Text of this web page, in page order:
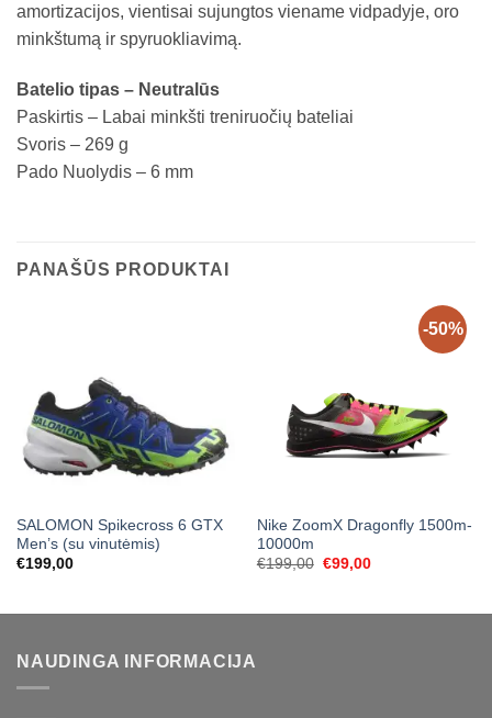
amortizacijos, vientisai sujungtos viename vidpadyje, oro
minkštumą ir spyruokliavimą.
Batelio tipas – Neutralūs
Paskirtis – Labai minkšti treniruočių bateliai
Svoris – 269 g
Pado Nuolydis – 6 mm
PANAŠŪS PRODUKTAI
SALOMON Spikecross 6 GTX
Men’s (su vinutėmis)
€199,00
-50%
Nike ZoomX Dragonfly 1500m-
10000m
€199,00 Original
€99,00Current
NAUDINGA INFORMACIJA